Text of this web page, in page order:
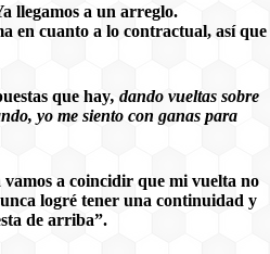
llegamos a un arreglo.
en cuanto a lo contractual, así que
que hay, dando vueltas sobre
yo me siento con ganas para
a coincidir que mi vuelta no
logré tener una continuidad y
de arriba”.